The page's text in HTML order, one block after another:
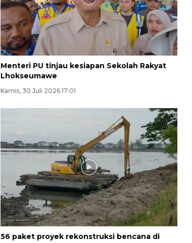
Menteri PU tinjau kesiapan Sekolah Rakyat
Lhokseumawe
Kamis, 30 Juli 2026 17:01
56 paket proyek rekonstruksi bencana di